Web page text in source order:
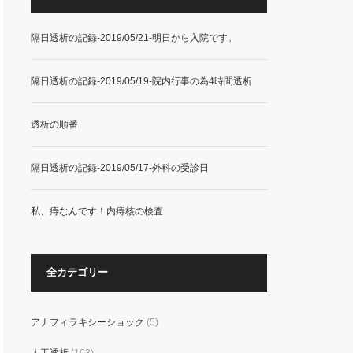
隔日透析の記録-2019/05/21-明日から入院です。
隔日透析の記録-2019/05/19-院内行事の為4時間透析
透析の順番
隔日透析の記録-2019/05/17-外科の受診日
私、痔なんです！内痔核の検査
全カテゴリー
アナフィラキシーショック (5)